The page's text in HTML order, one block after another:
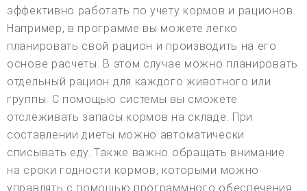
эффективно работать по учету кормов и рационов.
Например, в программе вы можете легко
планировать свой рацион и производить на его
основе расчеты. В этом случае можно планировать
отдельный рацион для каждого животного или
группы. С помощью системы вы сможете
отслеживать запасы кормов на складе. При
составлении диеты можно автоматически
списывать еду. Также важно обращать внимание
на сроки годности кормов, которыми можно
управлять с помощью программного обеспечения.